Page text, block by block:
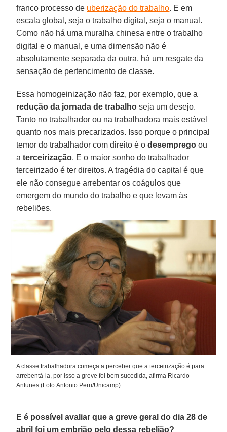
franco processo de uberização do trabalho. E em
escala global, seja o trabalho digital, seja o manual.
Como não há uma muralha chinesa entre o trabalho
digital e o manual, e uma dimensão não é
absolutamente separada da outra, há um resgate da
sensação de pertencimento de classe.
Essa homogeinização não faz, por exemplo, que a
redução da jornada de trabalho seja um desejo.
Tanto no trabalhador ou na trabalhadora mais estável
quanto nos mais precarizados. Isso porque o principal
temor do trabalhador com direito é odesemprego ou
aterceirização. E o maior sonho do trabalhador
terceirizado é ter direitos. A tragédia do capital é que
ele não consegue arrebentar os coágulos que
emergem do mundo do trabalho e que levam às
rebeliões.
A classe trabalhadora começa a perceber que a terceirização é para
arrebentá-la, por isso a greve foi bem sucedida, afirma Ricardo
Antunes (Foto:Antonio Perri/Unicamp)
E é possível avaliar que a greve geral do dia 28 de
abril foi um embrião pelo dessa rebelião?